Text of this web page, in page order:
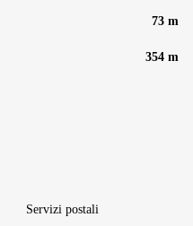
73 m
354 m
Servizi postali